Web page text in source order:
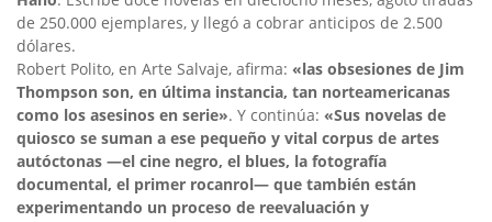
de 250.000 ejemplares, y llegó a cobrar anticipos de 2.500
dólares.
Robert Polito, en Arte Salvaje, afirma: «las obsesiones de Jim
Thompson son, en última instancia, tan norteamericanas
como los asesinos en serie». Y continúa: «Sus novelas de
quiosco se suman a ese pequeño y vital corpus de artes
autóctonas —el cine negro, el blues, la fotografía
documental, el primer rocanrol— que también están
experimentando un proceso de reevaluación y